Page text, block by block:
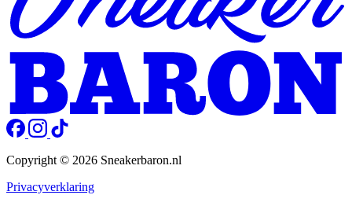
Copyright © 2026 Sneakerbaron.nl
Privacyverklaring